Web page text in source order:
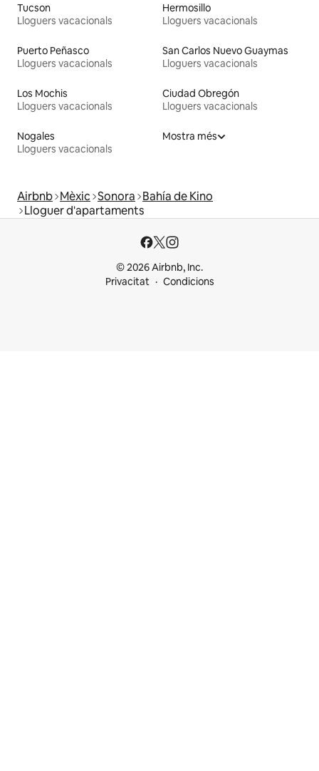
Tucson
Lloguers vacacionals
Hermosillo
Lloguers vacacionals
Puerto Peñasco
Lloguers vacacionals
San Carlos Nuevo Guaymas
Lloguers vacacionals
Los Mochis
Lloguers vacacionals
Ciudad Obregón
Lloguers vacacionals
Nogales
Lloguers vacacionals
Mostra més
Airbnb Mèxic Sonora Bahía de Kino
Lloguer d'apartaments
© 2026 Airbnb, Inc.
Privacitat
Condicions